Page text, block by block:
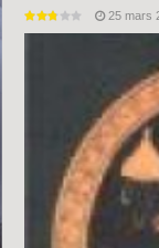
25 mars